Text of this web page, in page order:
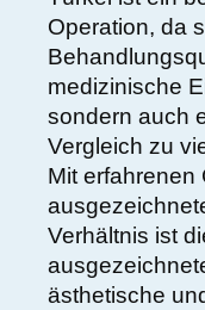
Operation, da
medizinische
sondern auch
Vergleich zu
Mit erfahrenen
Verhältnis ist
ästhetische